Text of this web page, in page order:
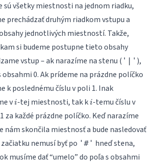
sú všetky miestnosti na jednom riadku,
prechádzať druhým riadkom vstupu a
jednotlivých miestností. Takže,
si budeme postupne tieto obsahy
vstup – ak narazíme na stenu ( '|' ),
obsahmi 0. Ak prídeme na prázdne políčko
k poslednému číslu v poli 1. Inak
vi
i-tej miestnosti, tak ki
i-temu číslu v
za každé prázdne políčko. Keď narazíme
nám skončila miestnosť a bude nasledovať
nemusí byť po '#' hneď stena,
musíme dať “umelo” do poľa s obsahmi